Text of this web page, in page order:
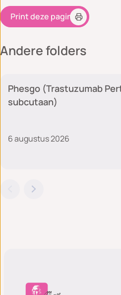
Print deze pagina
Andere folders
Phesgo (Trastuzumab
subcutaan)
6 augustus 2026